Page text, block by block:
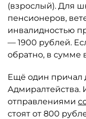
(взрослый). Для
пенсионеров,
инвалидностью
— 1900 рублей.
обратно, в сумме
Ещё один причал
Адмиралтейства.
отправлениями
стоят от 800